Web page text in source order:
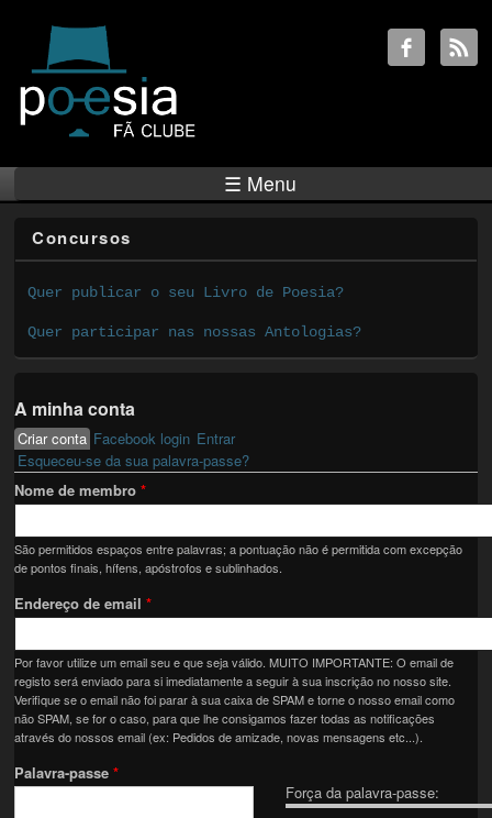
☰ Menu
Concursos
Quer publicar o seu Livro de Poesia?
Quer participar nas nossas Antologias?
A minha conta
Primary tabs
Criar conta (active tab)
Facebook login Entrar
Esqueceu-se da sua palavra-passe?
Nome de membro*
São permitidos espaços entre palavras; a pontuação não é permitida com excepção
de pontos finais, hífens, apóstrofos e sublinhados.
Endereço de email*
Por favor utilize um email seu e que seja válido. MUITO IMPORTANTE: O email de
registo será enviado para si imediatamente a seguir à sua inscrição no nosso site.
Verifique se o email não foi parar à sua caixa de SPAM e torne o nosso email como
não SPAM, se for o caso, para que lhe consigamos fazer todas as notificações
através do nossos email (ex: Pedidos de amizade, novas mensagens etc...).
Força da palavra-passe:
Palavra-passe*